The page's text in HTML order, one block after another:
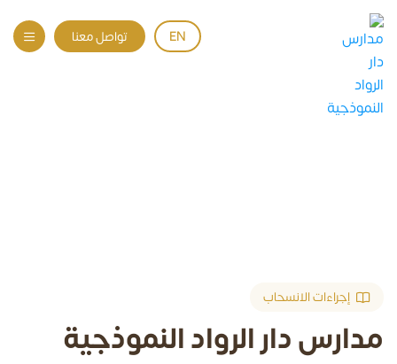
EN تواصل معنا
إجراءات الانسحاب
مدارس دار الرواد النموذجية